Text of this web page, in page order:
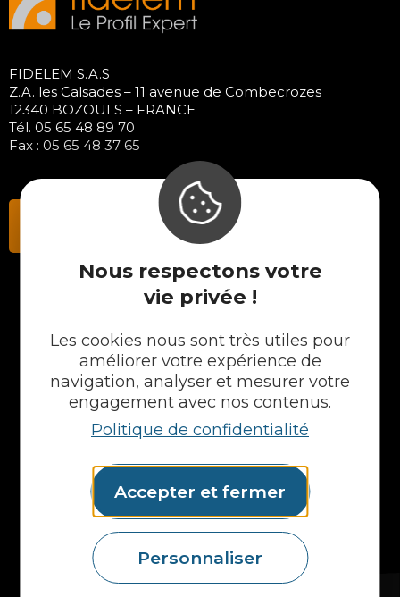
Nous respectons votre
vie privée !
Les cookies nous sont très utiles pour
améliorer votre expérience de
navigation, analyser et mesurer votre
engagement avec nos contenus.
Politique de confidentialité
Accepter et fermer
Personnaliser
FIDELEM S.A.S
Z.A. les Calsades – 11 avenue de Combecrozes
12340 BOZOULS – FRANCE
Tél. 05 65 48 89 70
Fax : 05 65 48 37 65
Contactez-nous
Plans en Stratifié
Plans en Compact
Crédences
Cuves
Portes et façades
Formes spéciales
Etagères
Accessoires
Plans vasques
Mural
MAIS AUSSI...